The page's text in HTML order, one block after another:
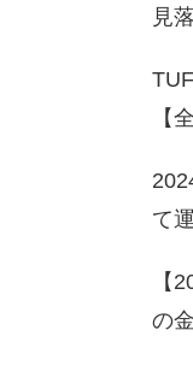
見
【
て
【
の